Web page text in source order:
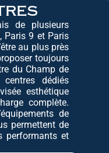
de plusieurs
Paris 9 et Paris
au plus près
toujours
du Champ de
dédiés
esthétique
complète.
de
permettent de
performants et